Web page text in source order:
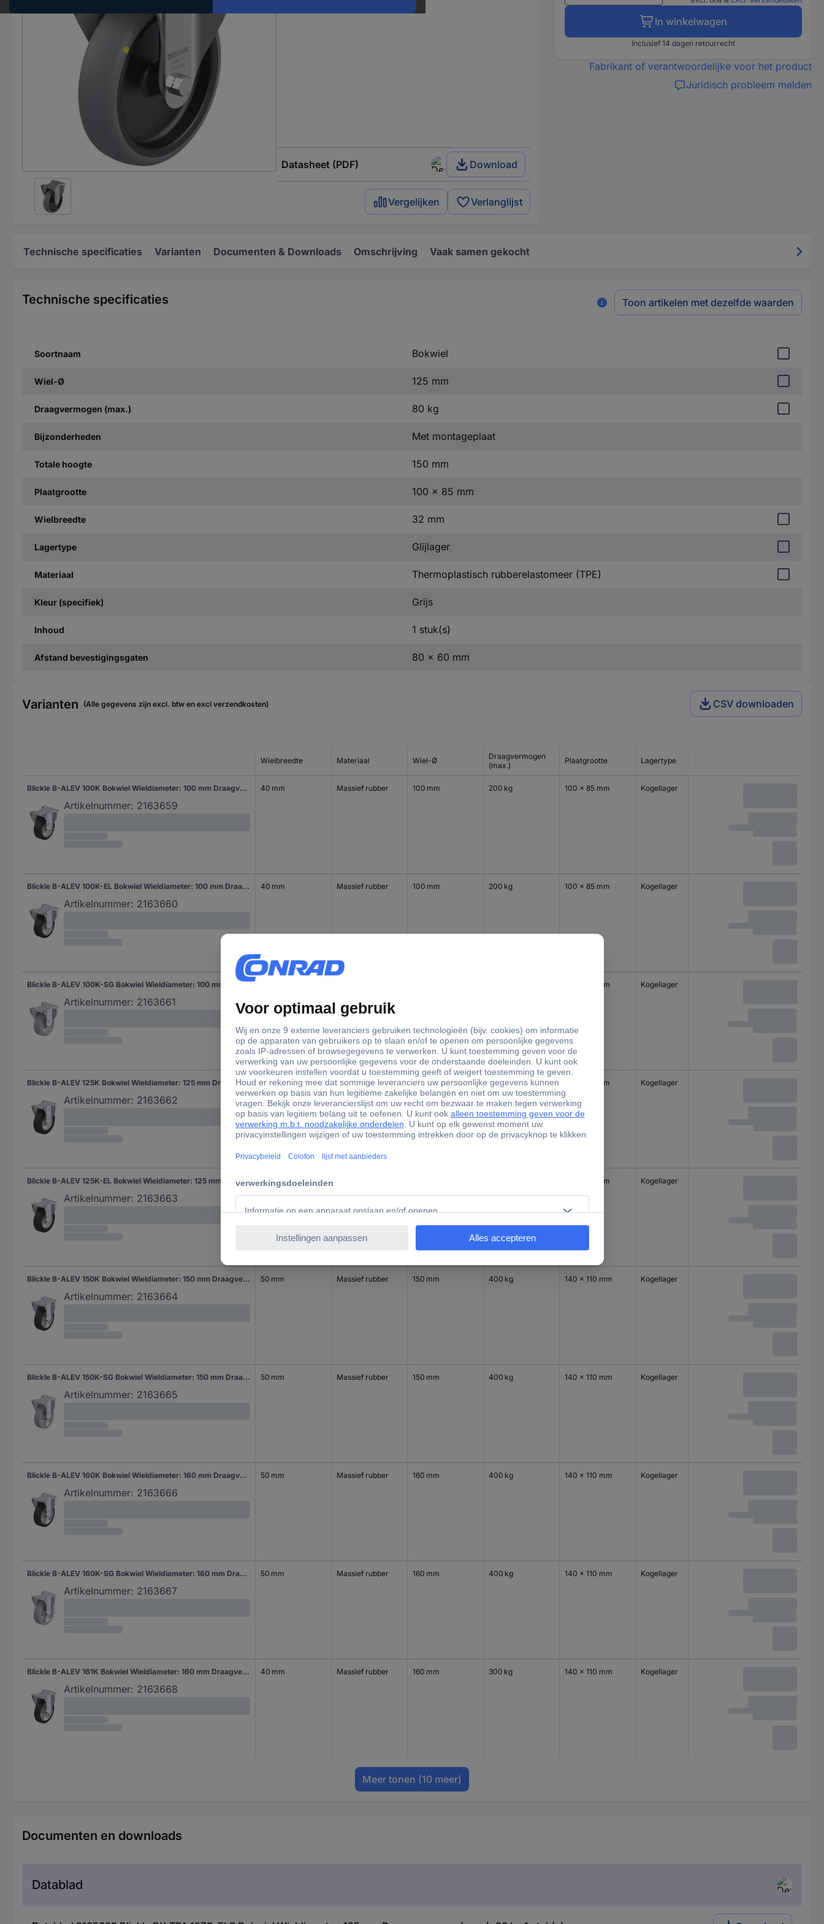
Datasheet (PDF) Download
Vergelijken Verlanglijst
In winkelwagen
Inclusief 14 dagen retourrecht
Fabrikant of verantwoordelijke voor het product
Juridisch probleem melden
Technische specificaties Varianten Documenten & Downloads Omschrijving Vaak samen gekocht
Technische specificaties Toon artikelen met dezelfde waarden
Soortnaam Bokwiel
Wiel-Ø 125 mm
Draagvermogen (max.) 80 kg
Bijzonderheden Met montageplaat
Totale hoogte 150 mm
Plaatgrootte 100 x 85 mm
Wielbreedte 32 mm
Lagertype Glijlager
Materiaal Thermoplastisch rubberelastomeer (TPE)
Kleur (specifiek) Grijs
Inhoud 1 stuk(s)
Afstand bevestigingsgaten 80 x 60 mm
Varianten (Alle gegevens zijn excl. btw en excl verzendkosten) CSV downloaden
Wielbreedte Materiaal Wiel-Ø
Draagvermogen
(max.)
Plaatgrootte Lagertype
Blickle B-ALEV 100K Bokwiel Wieldiameter: 100 mm Draagvermogen (max.): 200 kg 1 stuk(s)
Artikelnummer: 2163659
40 mm Massief rubber 100 mm 200 kg 100 x 85 mm Kogellager
Blickle B-ALEV 100K-EL Bokwiel Wieldiameter: 100 mm Draagvermogen (max.): 200 kg 1 stuk(s)
Artikelnummer: 2163660
40 mm Massief rubber 100 mm 200 kg 100 x 85 mm Kogellager
Blickle B-ALEV 100K-SG Bokwiel Wieldiameter: 100 mm Draagvermogen (max.): 200 kg 1 stuk(s)
Artikelnummer: 2163661
100 x 85 mm Kogellager
Blickle B-ALEV 125K Bokwiel Wieldiameter: 125 mm Draagvermogen (max.): 250 kg 1 stuk(s)
Artikelnummer: 2163662
40 mm Massief rubber 125 mm 250 kg 100 x 85 mm Kogellager
Blickle B-ALEV 125K-EL Bokwiel Wieldiameter: 125 mm Draagvermogen (max.): 250 kg 1 stuk(s)
Artikelnummer: 2163663
40 mm 100 x 85 mm Kogellager
Blickle B-ALEV 150K Bokwiel Wieldiameter: 150 mm Draagvermogen (max.): 400 kg 1 stuk(s)
Artikelnummer: 2163664
50 mm Massief rubber 150 mm 400 kg 140 x 110 mm Kogellager
Blickle B-ALEV 150K-SG Bokwiel Wieldiameter: 150 mm Draagvermogen (max.): 400 kg 1 stuk(s)
Artikelnummer: 2163665
50 mm Massief rubber 150 mm 400 kg 140 x 110 mm Kogellager
Blickle B-ALEV 160K Bokwiel Wieldiameter: 160 mm Draagvermogen (max.): 400 kg 1 stuk(s)
Artikelnummer: 2163666
50 mm Massief rubber 160 mm 400 kg 140 x 110 mm Kogellager
Blickle B-ALEV 160K-SG Bokwiel Wieldiameter: 160 mm Draagvermogen (max.): 400 kg 1 stuk(s)
Artikelnummer: 2163667
50 mm Massief rubber 160 mm 400 kg 140 x 110 mm Kogellager
Blickle B-ALEV 161K Bokwiel Wieldiameter: 160 mm Draagvermogen (max.): 300 kg 1 stuk(s)
Artikelnummer: 2163668
40 mm Massief rubber 160 mm 300 kg 140 x 110 mm Kogellager
Meer tonen (10 meer)
Documenten en downloads
Datablad